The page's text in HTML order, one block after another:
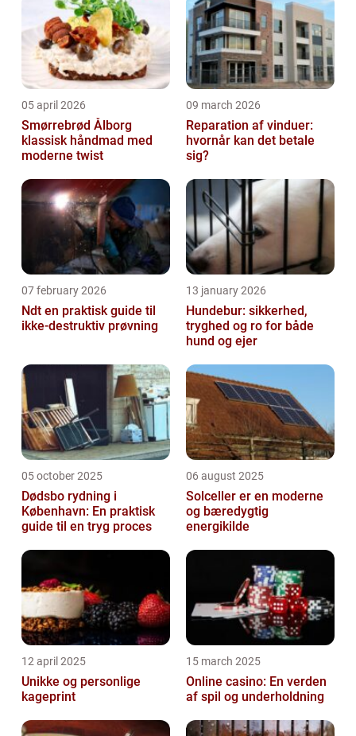
05 april 2026
Smørrebrød Ålborg
klassisk håndmad med
moderne twist
09 march 2026
Reparation af vinduer:
hvornår kan det betale
sig?
07 february 2026
Ndt en praktisk guide til
ikke-destruktiv prøvning
13 january 2026
Hundebur: sikkerhed,
tryghed og ro for både
hund og ejer
05 october 2025
Dødsbo rydning i
København: En praktisk
guide til en tryg proces
06 august 2025
Solceller er en moderne
og bæredygtig
energikilde
12 april 2025
Unikke og personlige
kageprint
15 march 2025
Online casino: En verden
af spil og underholdning